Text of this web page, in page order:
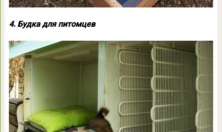
4. Будка для питомцев